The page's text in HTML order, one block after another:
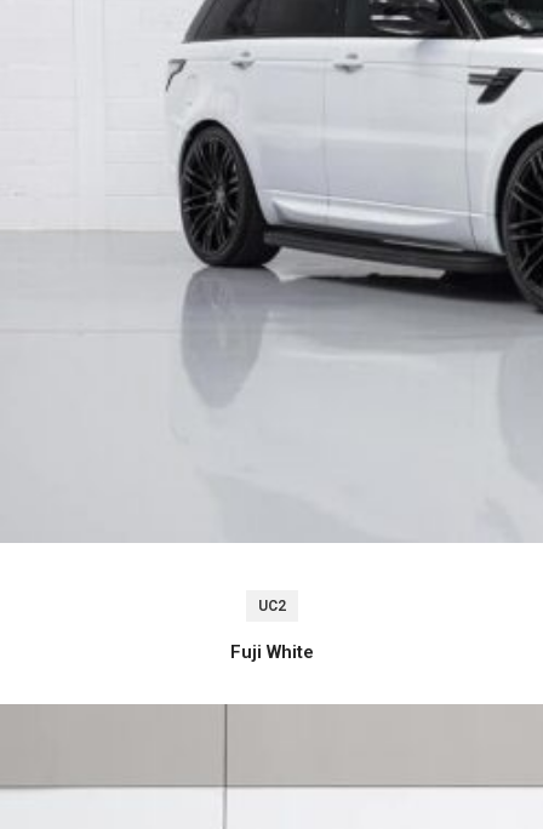
UC2
Fuji White